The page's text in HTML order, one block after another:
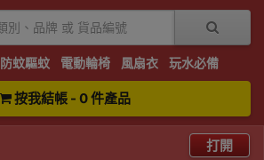
防蚊驅蚊 電動輪椅 風扇衣 玩水必備
按我結帳 - 0 件產品
打開